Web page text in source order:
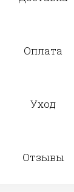
Оплата
Уход
Отзывы